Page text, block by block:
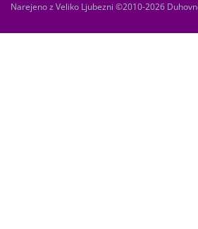
Narejeno z Veliko Ljubezni ©2010-2026